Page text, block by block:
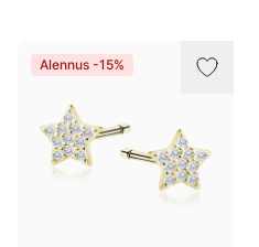
Alennus -15%